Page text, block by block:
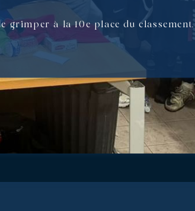
grimper à la 10e place du classement.